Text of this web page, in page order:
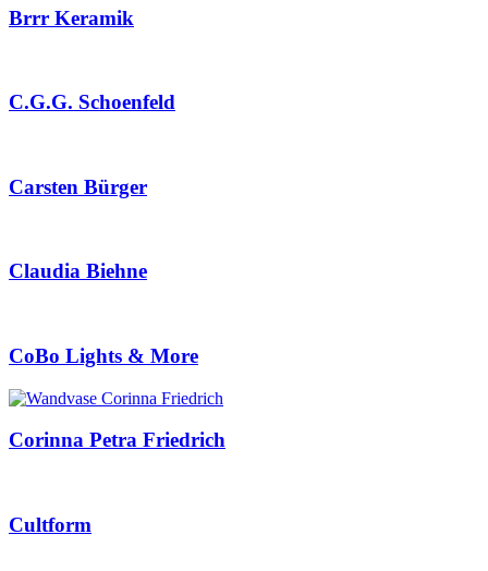
Brrr Keramik
C.G.G. Schoenfeld
Carsten Bürger
Claudia Biehne
CoBo Lights & More
Corinna Petra Friedrich
Cultform